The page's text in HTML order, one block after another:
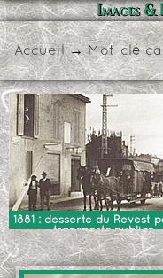
Images &
Accueil→Mot-clé
1881 : desserte du Revest
transports publics